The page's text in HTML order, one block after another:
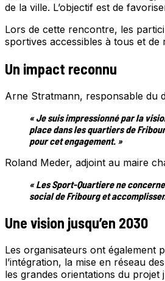
de la ville. L’objectif est de
Lors de cette rencontre, les
sportives accessibles à tous et
Un impact reconnu
Arne Stratmann, responsable du
« Je suis impressionné par la
place dans les quartiers de
pour cet engagement. »
Roland Meder, adjoint au maire
« Les Sport-Quartiere ne
social de Fribourg et
Une vision jusqu’en 2030
Les organisateurs ont également
l’intégration, la mise en réseau
les grandes orientations du projet